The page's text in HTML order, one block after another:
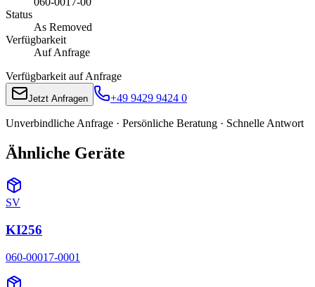
Status
As Removed
Verfügbarkeit
Auf Anfrage
Verfügbarkeit auf Anfrage
Jetzt Anfragen +49 9429 9424 0
Unverbindliche Anfrage · Persönliche Beratung · Schnelle Antwort
Ähnliche Geräte
SV
KI256
060-00017-0001